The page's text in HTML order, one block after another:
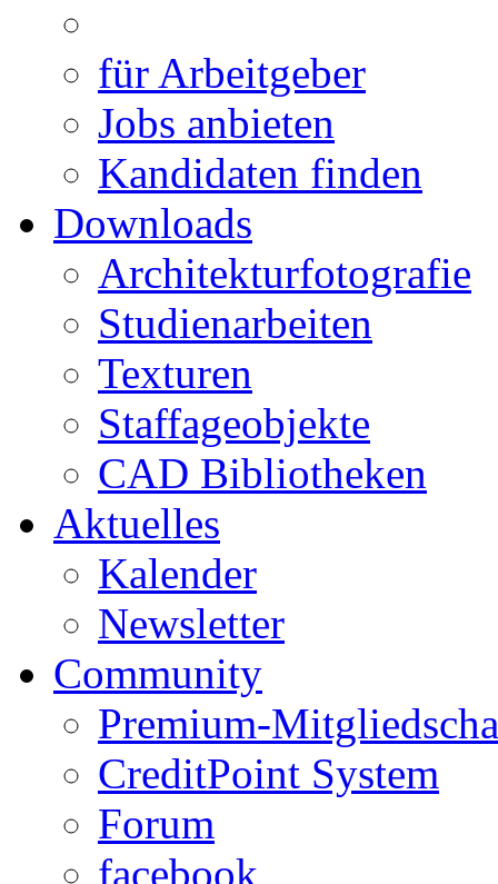
für Arbeitgeber
Jobs anbieten
Kandidaten finden
Downloads
Architekturfotografie
Studienarbeiten
Texturen
Staffageobjekte
CAD Bibliotheken
Aktuelles
Kalender
Newsletter
Community
Premium-
CreditPoint System
Forum
facebook